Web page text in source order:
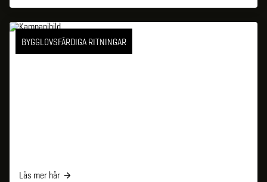
BYGGLOVSFÄRDIGA RITNINGAR
Läs mer här